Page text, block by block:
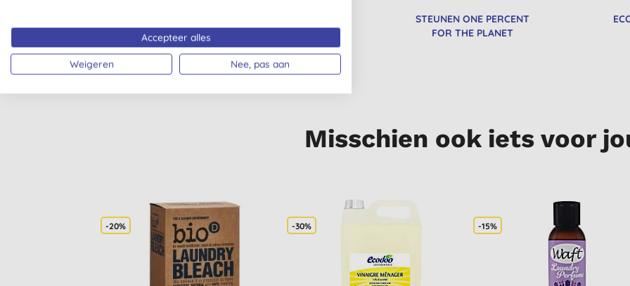
SEPTISCHE TANK
STEUNEN ONE PERCENT
FOR THE PLANET
Misschien ook iets voor
-20% -30% -15%
Accepteer alles
Weigeren Nee, pas aan